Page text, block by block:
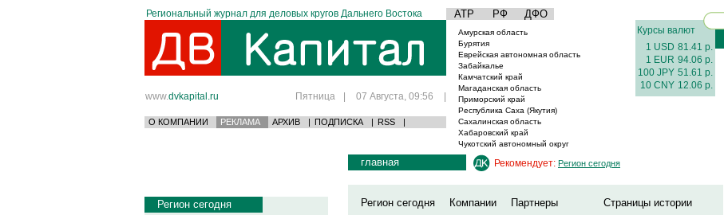
Региональный журнал для деловых кругов Дальнего Востока АТР РФ ДФО
www.dvkapital.ru Пятница | 07 Августа, 09:56 |
О КОМПАНИИ РЕКЛАМА АРХИВ | ПОДПИСКА | RSS |
Амурская область
Бурятия
Еврейская автономная область
Забайкалье
Камчатский край
Магаданская область
Приморский край
Республика Саха (Якутия)
Сахалинская область
Хабаровский край
Чукотский автономный округ
Курсы валют
1 USD 81.41 р.
1 EUR 94.06 р.
100 JPY 51.61 р.
10 CNY 12.06 р.
Регион сегодня
главная Рекомендует: Регион сегодня
Регион сегодня Компании Партнеры
Страницы истории